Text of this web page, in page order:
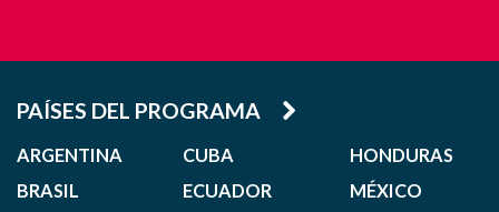
PAÍSES DEL PROGRAMA
ARGENTINA
BRASIL
CUBA
ECUADOR
HONDURAS
MÉXICO